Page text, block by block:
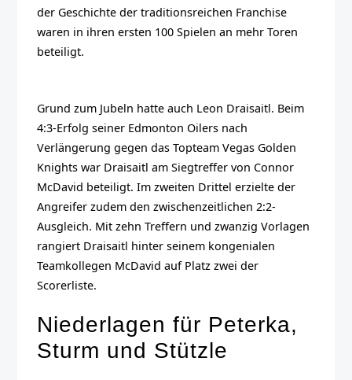
der Geschichte der traditionsreichen Franchise
waren in ihren ersten 100 Spielen an mehr Toren
beteiligt.
Grund zum Jubeln hatte auch Leon Draisaitl. Beim
4:3-Erfolg seiner Edmonton Oilers nach
Verlängerung gegen das Topteam Vegas Golden
Knights war Draisaitl am Siegtreffer von Connor
McDavid beteiligt. Im zweiten Drittel erzielte der
Angreifer zudem den zwischenzeitlichen 2:2-
Ausgleich. Mit zehn Treffern und zwanzig Vorlagen
rangiert Draisaitl hinter seinem kongenialen
Teamkollegen McDavid auf Platz zwei der
Scorerliste.
Niederlagen für Peterka,
Sturm und Stützle